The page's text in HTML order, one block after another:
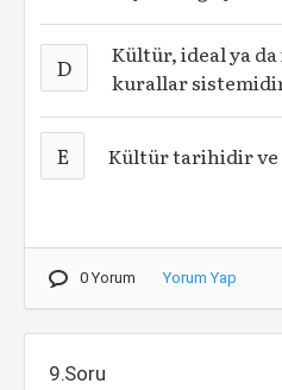
D
Kültür, ideal ya
kurallar
E Kültür tarihidir
0 Yorum Yorum Yap
9.Soru